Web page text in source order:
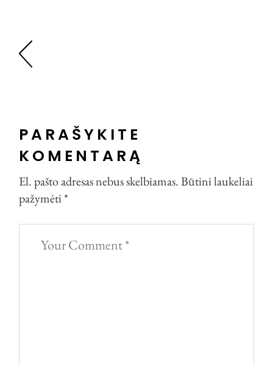
PARAŠYKITE
KOMENTARĄ
El. pašto adresas nebus skelbiamas. Būtini laukeliai
pažymėti*